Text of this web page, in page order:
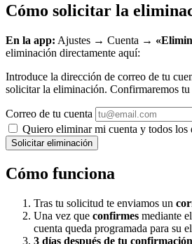
Cómo solicitar la
En la app: Ajustes → Cuenta →
eliminación directamente aquí:
Introduce la dirección de correo de tu
solicitar la eliminación. Confirmaremos
Correo de tu cuenta
Quiero eliminar mi cuenta y todos los
Solicitar eliminación
Cómo funciona
Tras tu solicitud te enviamos un
Una vez que confirmes mediante
cuenta queda programada para su
3 días después de tu confirmación